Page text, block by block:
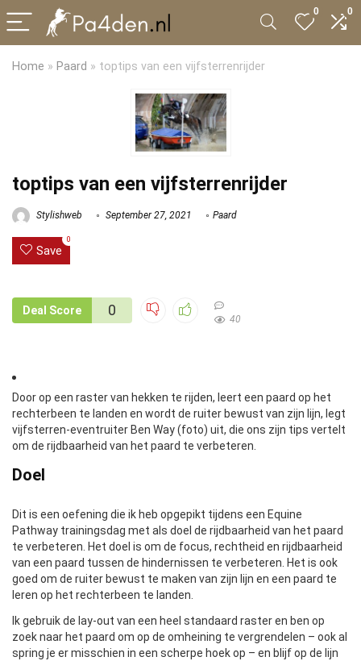
0 0
Home » Paard » toptips van een vijfsterrenrijder
toptips van een vijfsterrenrijder
Stylishweb September 27, 2021 Paard
Save
0
Deal Score 0
40
Door op een raster van hekken te rijden, leert een paard op het
rechterbeen te landen en wordt de ruiter bewust van zijn lijn, legt
vijfsterren-eventruiter Ben Way (foto) uit, die ons zijn tips vertelt
om de rijdbaarheid van het paard te verbeteren.
Doel
Dit is een oefening die ik heb opgepikt tijdens een Equine
Pathway trainingsdag met als doel de rijdbaarheid van het paard
te verbeteren. Het doel is om de focus, rechtheid en rijdbaarheid
van een paard tussen de hindernissen te verbeteren. Het is ook
goed om de ruiter bewust te maken van zijn lijn en een paard te
leren op het rechterbeen te landen.
Ik gebruik de lay-out van een heel standaard raster en ben op
zoek naar het paard om op de omheining te vergrendelen – ook al
spring je er misschien in een scherpe hoek op – en blijf op de lijn